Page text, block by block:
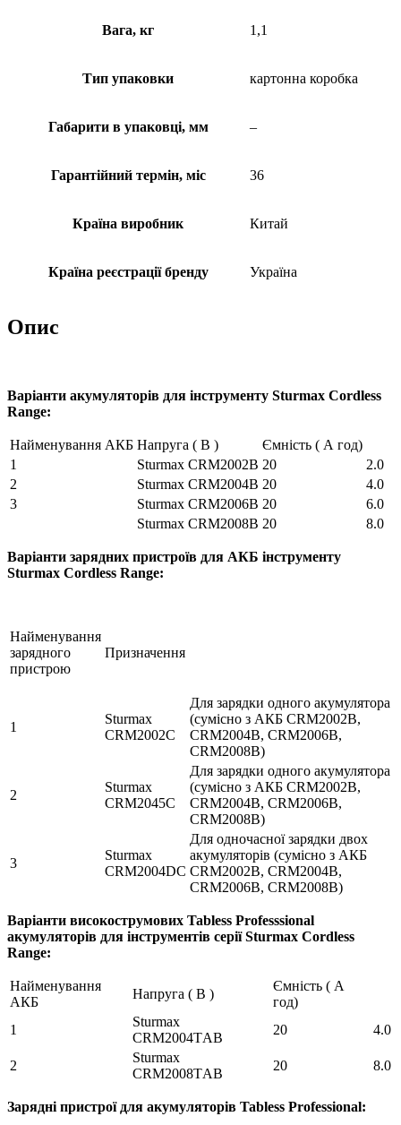
Вага, кг 1,1
Тип упаковки картонна коробка
Габарити в упаковці, мм –
Гарантійний термін, міс 36
Країна виробник Китай
Країна реєстрації бренду Україна
Опис
Варіанти акумуляторів для інструменту Sturmax Cordless
Range:
Найменування АКБ Напруга ( В )
Ємність ( А год)
1
Sturmax CRM2002B 20
2.0
2
Sturmax CRM2004B 20
4.0
3
Sturmax CRM2006B 20
6.0
Sturmax CRM2008B 20 8.0
Варіанти зарядних пристроїв для АКБ інструменту
Sturmax Cordless Range:
Найменування
зарядного
пристрою
Призначення
1
Sturmax
CRM2002С
Для зарядки одного акумулятора
(сумісно з АКБ CRM2002B,
CRM2004B, CRM2006B,
CRM2008B)
2
Sturmax
CRM2045С
Для зарядки одного акумулятора
(сумісно з АКБ CRM2002B,
CRM2004B, CRM2006B,
CRM2008B)
3
Sturmax
CRM2004DС
Для одночасної зарядки двох
акумуляторів (сумісно з АКБ
CRM2002B, CRM2004B,
CRM2006B, CRM2008B)
Варіанти високострумових Tabless Professsional
акумуляторів для інструментів серії Sturmax Cordless
Range:
Найменування
АКБ
Напруга ( В )
Ємність ( А
год)
1
Sturmax
CRM2004ТAB
20 4.0
2
Sturmax
CRM2008ТAB
20 8.0
Зарядні пристроїдля акумуляторів Tabless Professional: